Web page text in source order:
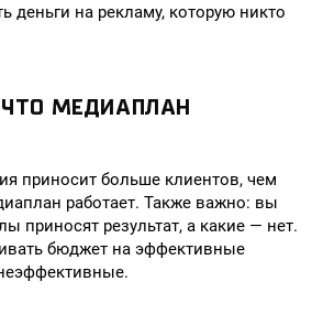
деньги на рекламу, которую никто
МЕДИАПЛАН
приносит больше клиентов, чем
работает. Также важно: вы
приносят результат, а какие — нет.
бюджет на эффективные